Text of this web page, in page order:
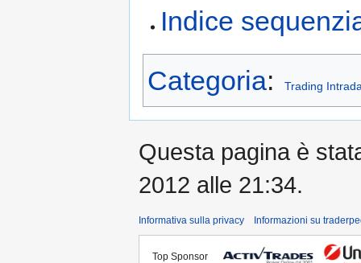
Indice
Categoria: Trading
Questa pagina è
2012 alle 21:34.
Informativa sulla privacy Informazioni su
Top Sponsor